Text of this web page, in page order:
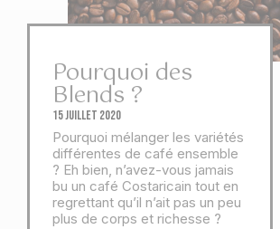
Pourquoi des
Blends ?
15 juillet 2020
Pourquoi mélanger les variétés
différentes de café ensemble
? Eh bien, n’avez-vous jamais
bu un café Costaricain tout en
regrettant qu’il n’ait pas un peu
plus de corps et richesse ?